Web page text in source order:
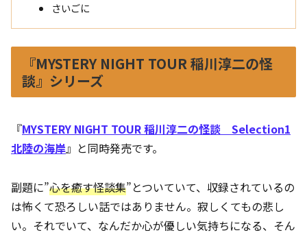
さいごに
『MYSTERY NIGHT TOUR 稲川淳二の怪
談』シリーズ
『MYSTERY NIGHT TOUR 稲川淳二の怪談 Selection1
北陸の海岸』と同時発売です。
副題に”心を癒す怪談集”とついていて、収録されているの
は怖くて恐ろしい話ではありません。寂しくてもの悲し
い。それでいて、なんだか心が優しい気持ちになる、そん